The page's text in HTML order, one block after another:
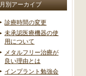
月別アーカイブ
診療時間の変更
未承認医療機器の使
用について
メタルフリー治療が
良い理由とは
インプラント勉強会